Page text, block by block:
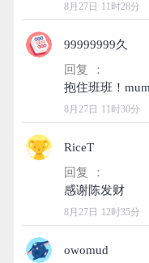
8月27日 11时28分
99999999久
回复 ：
8月27日 11时30分
RiceT
回复 ：
8月27日 12时35分
owomud